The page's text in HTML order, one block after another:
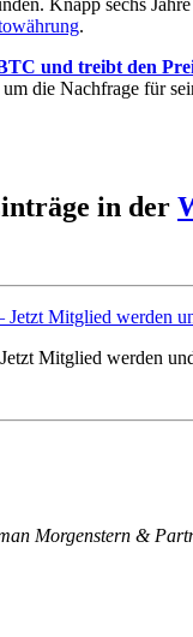
Knapp sechs
.
und treibt den
die Nachfrage für
in der
Mitglied werden
Morgenstern &